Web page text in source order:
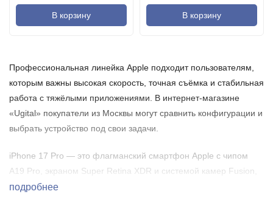
В корзину В корзину
Профессиональная линейка Apple подходит пользователям,
которым важны высокая скорость, точная съёмка и стабильная
работа с тяжёлыми приложениями. В интернет-магазине
«Ugital» покупатели из Москвы могут сравнить конфигурации и
выбрать устройство под свои задачи.
iPhone 17 Pro — это флагманский смартфон Apple с чипом
A19 Pro, экраном Super Retina XDR и системой камер Fusion,
который подходит для мобильной фотографии,
подробнее